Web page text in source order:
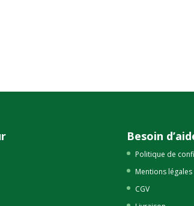
Besoin
Politique de
Mentions légales
CGV